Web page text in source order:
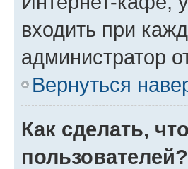
входить при
администратор
Вернуться
Как сделать,
пользователей?